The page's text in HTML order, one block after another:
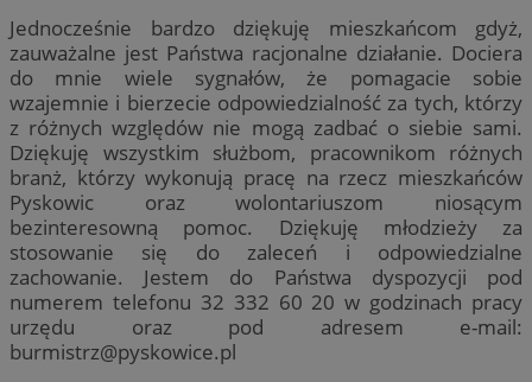
Jednocześnie bardzo dziękuję mieszkańcom gdyż,
zauważalne jest Państwa racjonalne działanie. Dociera
do mnie wiele sygnałów, że pomagacie sobie
wzajemnie i bierzecie odpowiedzialność za tych, którzy
z różnych względów nie mogą zadbać o siebie sami.
Dziękuję wszystkim służbom, pracownikom różnych
branż, którzy wykonują pracę na rzecz mieszkańców
Pyskowic oraz wolontariuszom niosącym
bezinteresowną pomoc. Dziękuję młodzieży za
stosowanie się do zaleceń i odpowiedzialne
zachowanie. Jestem do Państwa dyspozycji pod
numerem telefonu 32 332 60 20 w godzinach pracy
urzędu oraz pod adresem e-mail:
burmistrz@pyskowice.pl